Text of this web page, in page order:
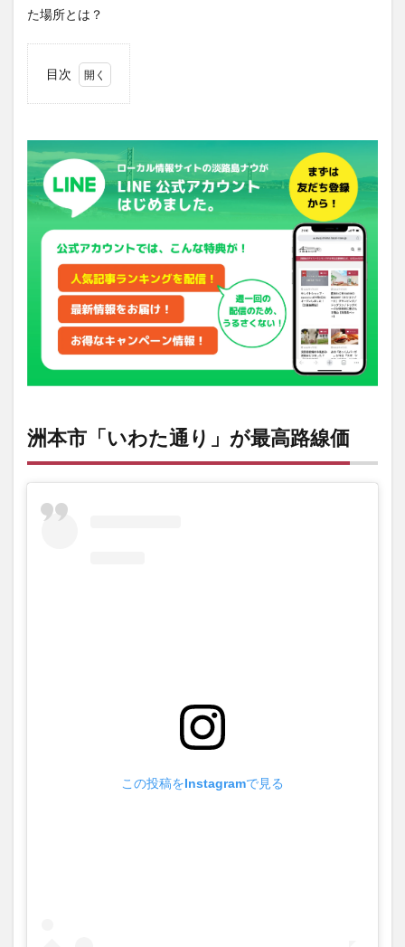
た場所とは？
目次
わた
通
り」
が最
高路
線価
路線
は？
洲本市「いわた通り」が最高路線価
この投稿をInstagramで見る